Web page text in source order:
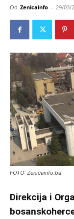
Od Zenicainfo - 29/03/
FOTO: Zenicainfo.ba
Direkcija i